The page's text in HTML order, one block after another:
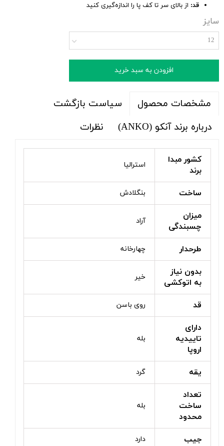
قد: از بالای سر تا کف پا را اندازه‌گیری کنید
سایز
12
افزودن به سبد خرید
مشخصات محصول
سیاست بازگشت
درباره برند آنکو (ANKO)
نظرات
کشور مبدا
برند
استرالیا
ساخت بنگلادش
میزان
چسبندگی
آراد
طرحدار چهارخانه
بدون نیاز
به اتوکشی
خیر
قد روی باسن
دارای
تاییدیه
اروپا
بله
یقه گرد
تعداد
ساخت
محدود
بله
جیب دارد